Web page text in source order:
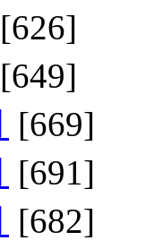
[626]
[649]
[669]
[691]
[682]